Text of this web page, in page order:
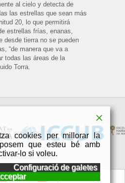
al cielo y detecta de
las estrellas que sean más
20, lo que permitirá
estrellas frías, enanas,
desde tierra no se pueden
“de manera que va a
todas las áreas de la
Torra.
cookies per millorar la
que esteu bé amb
lo si voleu.
Configuració de galetes
Català